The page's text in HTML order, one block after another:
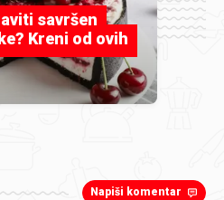
savršen
Kreni od ovih
Napiši komentar